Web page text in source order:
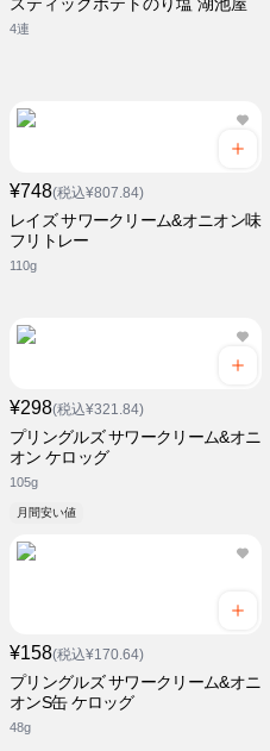
4連
¥748(税込¥807.84)
レイズ サワークリーム&オニオン味
フリトレー
110g
¥298(税込¥321.84)
プリングルズ サワークリーム&オニ
オン ケロッグ
105g
月間安い値
¥158(税込¥170.64)
プリングルズ サワークリーム&オニ
オンS缶 ケロッグ
48g